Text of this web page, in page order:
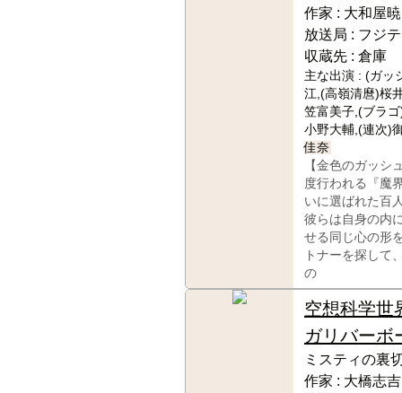
作家 : 大和屋暁
放送局 : フジ
収蔵先 : 倉庫
主な出演 : (ガッ
江,(高嶺清麿)桜
笠富美子,(ブラ
小野大輔,(連次)
佳奈
【金色のガッ
度行われる『魔
いに選ばれた百
彼らは自身の内
せる同じ心の形
トナーを探して
の
空想科学
ガリバーボ
ミスティの裏
作家 : 大橋志吉